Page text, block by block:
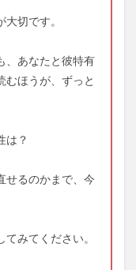
切です。
、あなたと彼特有
むほうが、ずっと
は？
せるのかまで、今
てみてください。